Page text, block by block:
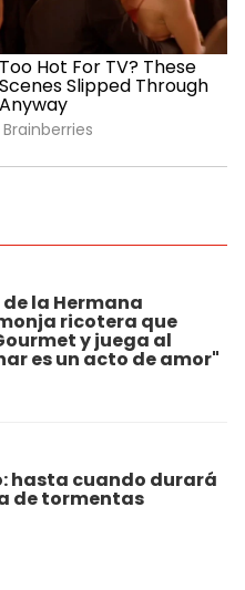
la Hermana
ricotera que
y juega al
es un acto de amor"
hasta cuando durará
de tormentas